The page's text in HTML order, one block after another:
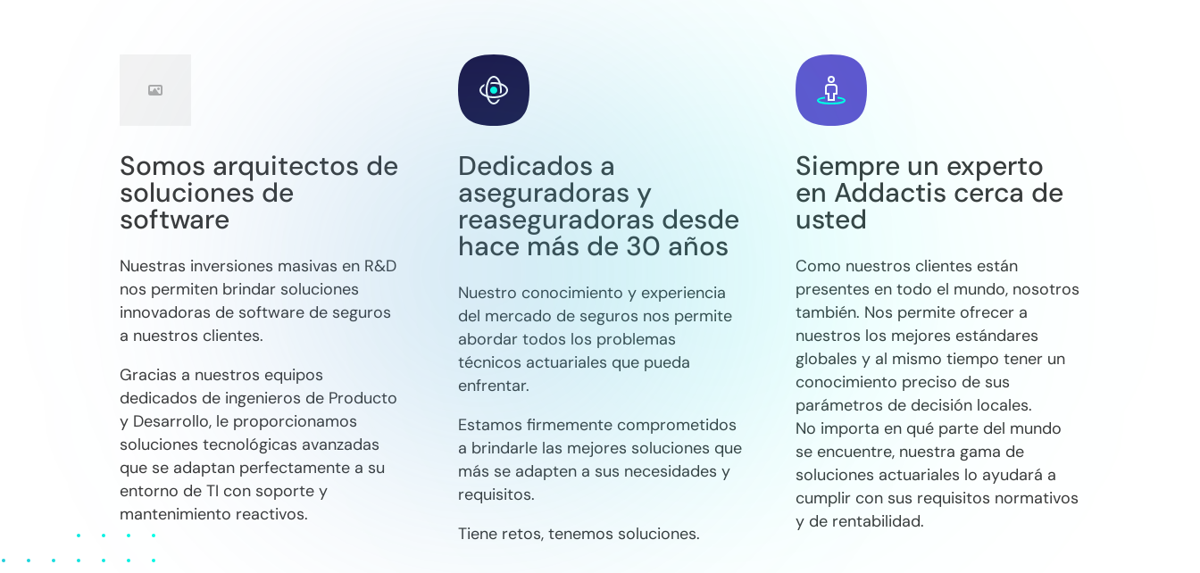
Somos arquitectos de
soluciones de
software
Nuestras inversiones masivas en R&D
nos permiten brindar soluciones
innovadoras de software de seguros
a nuestros clientes.
Gracias a nuestros equipos
dedicados de ingenieros de Producto
y Desarrollo, le proporcionamos
soluciones tecnológicas avanzadas
que se adaptan perfectamente a su
entorno de TI con soporte y
mantenimiento reactivos.
Dedicados a
aseguradoras y
reaseguradoras desde
hace más de 30 años
Nuestro conocimiento y experiencia
del mercado de seguros nos permite
abordar todos los problemas
técnicos actuariales que pueda
enfrentar.
Estamos firmemente comprometidos
a brindarle las mejores soluciones que
más se adapten a sus necesidades y
requisitos.
Tiene retos, tenemos soluciones.
Siempre un experto
en Addactis cerca de
usted
Como nuestros clientes están
presentes en todo el mundo, nosotros
también. Nos permite ofrecer a
nuestros los mejores estándares
globales y al mismo tiempo tener un
conocimiento preciso de sus
parámetros de decisión locales.
No importa en qué parte del mundo
se encuentre, nuestra gama de
soluciones actuariales lo ayudará a
cumplir con sus requisitos normativos
y de rentabilidad.